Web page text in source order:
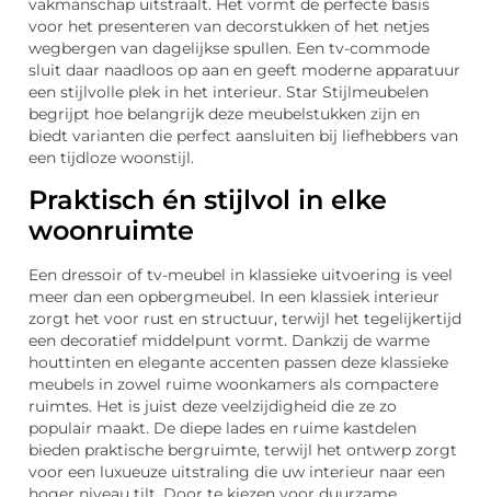
vakmanschap uitstraalt. Het vormt de perfecte basis
voor het presenteren van decorstukken of het netjes
wegbergen van dagelijkse spullen. Een tv-commode
sluit daar naadloos op aan en geeft moderne apparatuur
een stijlvolle plek in het interieur. Star Stijlmeubelen
begrijpt hoe belangrijk deze meubelstukken zijn en
biedt varianten die perfect aansluiten bij liefhebbers van
een tijdloze woonstijl.
Praktisch én stijlvol in elke
woonruimte
Een dressoir of tv-meubel in klassieke uitvoering is veel
meer dan een opbergmeubel. In een klassiek interieur
zorgt het voor rust en structuur, terwijl het tegelijkertijd
een decoratief middelpunt vormt. Dankzij de warme
houttinten en elegante accenten passen deze klassieke
meubels in zowel ruime woonkamers als compactere
ruimtes. Het is juist deze veelzijdigheid die ze zo
populair maakt. De diepe lades en ruime kastdelen
bieden praktische bergruimte, terwijl het ontwerp zorgt
voor een luxueuze uitstraling die uw interieur naar een
hoger niveau tilt. Door te kiezen voor duurzame